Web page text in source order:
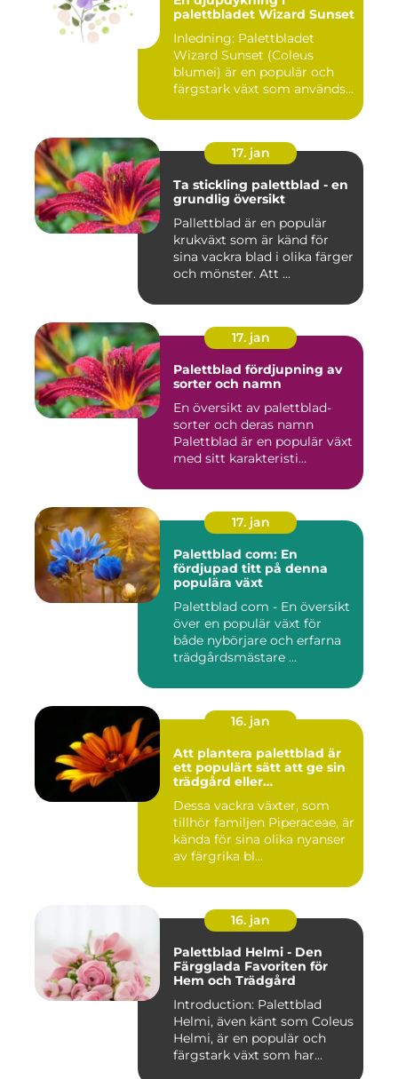
palettbladet Wizard Sunset
Inledning: Palettbladet
Wizard Sunset (Coleus
blumei) är en populär och
färgstark växt som används
17. jan
Ta stickling palettblad - en
grundlig översikt
Pallettblad är en populär
krukväxt som är känd för
sina vackra blad i olika färger
och mönster. Att ...
17. jan
Palettblad fördjupning av
sorter och namn
En översikt av palettblad-
sorter och deras namn
Palettblad är en populär växt
med sitt karakteristi...
17. jan
Palettblad com: En
fördjupad titt på denna
populära växt
Palettblad com - En översikt
över en populär växt för
både nybörjare och erfarna
trädgårdsmästare ...
16. jan
Att plantera palettblad är
ett populärt sätt att ge sin
trädgård eller
och levande touch
Dessa vackra växter, som
tillhör familjen Piperaceae, är
kända för sina olika nyanser
av färgrika bl...
16. jan
Palettblad Helmi - Den
Färgglada Favoriten för
Hem och Trädgård
Introduction: Palettblad
Helmi, även känt som Coleus
Helmi, är en populär och
färgstark växt som har...